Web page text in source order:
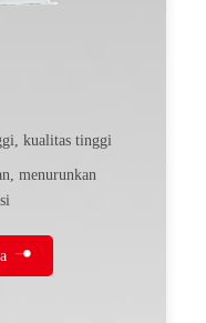
kualitas tinggi
menurunkan